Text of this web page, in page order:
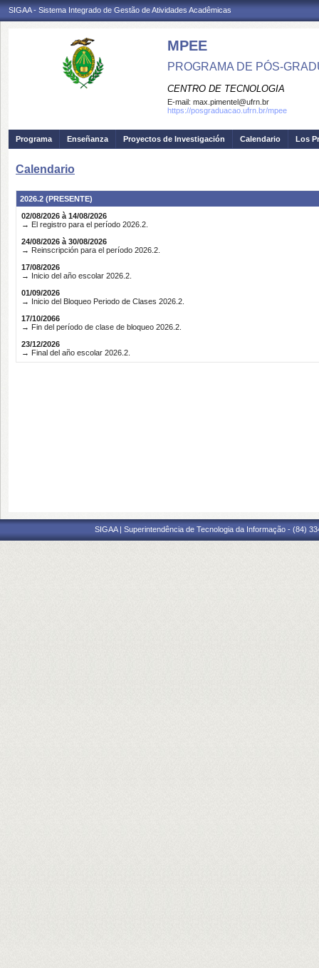
SIGAA - Sistema Integrado de Gestão de Atividades Acadêmicas
MPEE
PROGRAMA DE PÓS-
CENTRO DE TECNOLOGIA
E-mail: max.pimentel@ufrn.br
https://posgraduacao.ufrn.br/mpee
Programa Enseñanza Proyectos de Investigación Calendario Los
Calendario
2026.2 (PRESENTE)
02/08/2026 à 14/08/2026
→ El registro para el período 2026.2.
24/08/2026 à 30/08/2026
→ Reinscripción para el período 2026.2.
17/08/2026
→ Inicio del año escolar 2026.2.
01/09/2026
→ Inicio del Bloqueo Periodo de Clases 2026.2.
17/10/2066
→ Fin del período de clase de bloqueo 2026.2.
23/12/2026
→ Final del año escolar 2026.2.
SIGAA | Superintendência de Tecnologia da Informação - (84)